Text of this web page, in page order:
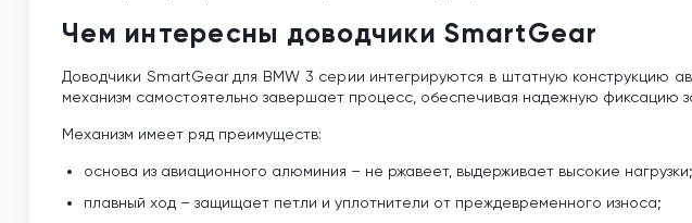
Чем интересны доводчики SmartGear
Доводчики SmartGear для BMW 3 серии интегрируются в штатную конструкцию
механизм самостоятельно завершает процесс, обеспечивая надежную фиксацию
Механизм имеет ряд преимуществ:
основа из авиационного алюминия – не ржавеет, выдерживает высокие нагрузки;
плавный ход – защищает петли и уплотнители от преждевременного износа;